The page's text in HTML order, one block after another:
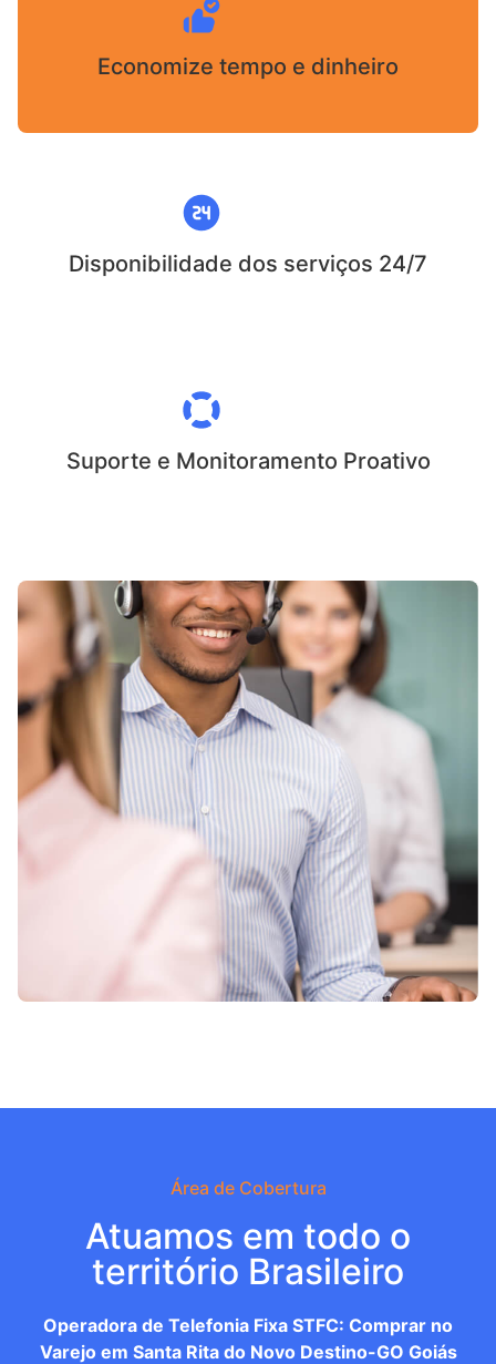
Economize tempo e dinheiro
Disponibilidade dos serviços 24/7
Suporte e Monitoramento Proativo
Área de Cobertura
Atuamos em todo o
território Brasileiro
Operadora de Telefonia Fixa STFC: Comprar no
Varejo em Santa Rita do Novo Destino-GO Goiás